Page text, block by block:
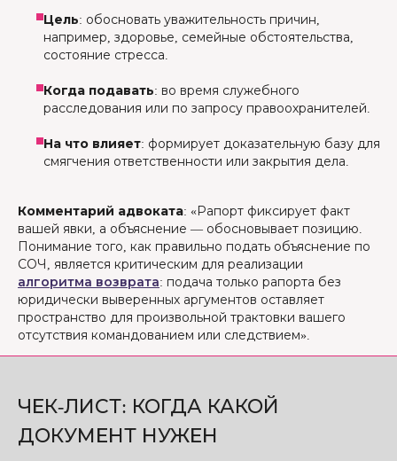
Цель: обосновать уважительность причин,
например, здоровье, семейные обстоятельства,
состояние стресса.
Когда подавать: во время служебного
расследования или по запросу правоохранителей.
На что влияет: формирует доказательную базу для
смягчения ответственности или закрытия дела.
Комментарий адвоката: «Рапорт фиксирует факт
вашей явки, а объяснение — обосновывает позицию.
Понимание того, как правильно подать объяснение по
СОЧ, является критическим для реализации
алгоритма возврата: подача только рапорта без
юридически выверенных аргументов оставляет
пространство для произвольной трактовки вашего
отсутствия командованием или следствием».
ЧЕК-ЛИСТ: КОГДА КАКОЙ
ДОКУМЕНТ НУЖЕН